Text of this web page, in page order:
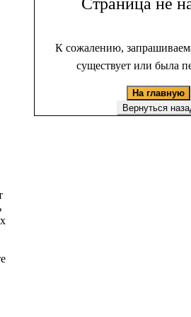
К сожалению,
существует или была
На главную
Вернуться